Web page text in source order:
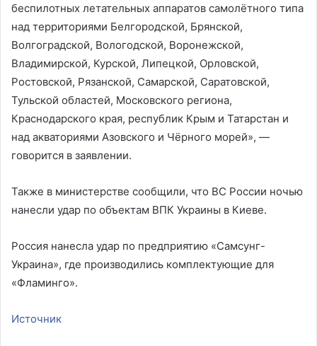
беспилотных летательных аппаратов самолётного типа
над территориями Белгородской, Брянской,
Волгоградской, Вологодской, Воронежской,
Владимирской, Курской, Липецкой, Орловской,
Ростовской, Рязанской, Самарской, Саратовской,
Тульской областей, Московского региона,
Краснодарского края, республик Крым и Татарстан и
над акваториями Азовского и Чёрного морей», —
говорится в заявлении.
Также в министерстве сообщили, что ВС России ночью
нанесли удар по объектам ВПК Украины в Киеве.
Россия нанесла удар по предприятию «Самсунг-
Украина», где производились комплектующие для
«Фламинго».
Источник